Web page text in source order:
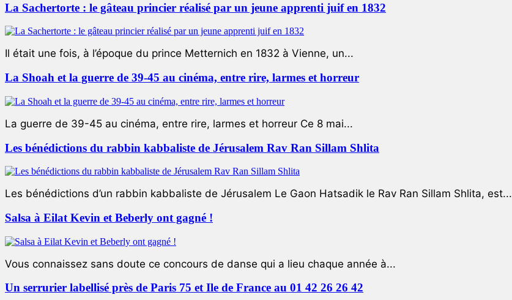
La Sachertorte : le gâteau princier réalisé par un jeune apprenti juif en 1832
Il était une fois, à l’époque du prince Metternich en 1832 à Vienne, un...
La Shoah et la guerre de 39-45 au cinéma, entre rire, larmes et horreur
La guerre de 39-45 au cinéma, entre rire, larmes et horreur Ce 8 mai...
Les bénédictions du rabbin kabbaliste de Jérusalem Rav Ran Sillam Shlita
Les bénédictions d’un rabbin kabbaliste de Jérusalem Le Gaon Hatsadik le Rav Ran Sillam Shlita, est...
Salsa à Eilat Kevin et Beberly ont gagné !
Vous connaissez sans doute ce concours de danse qui a lieu chaque année à...
Un serrurier labellisé près de Paris 75 et Ile de France au 01 42 26 26 42